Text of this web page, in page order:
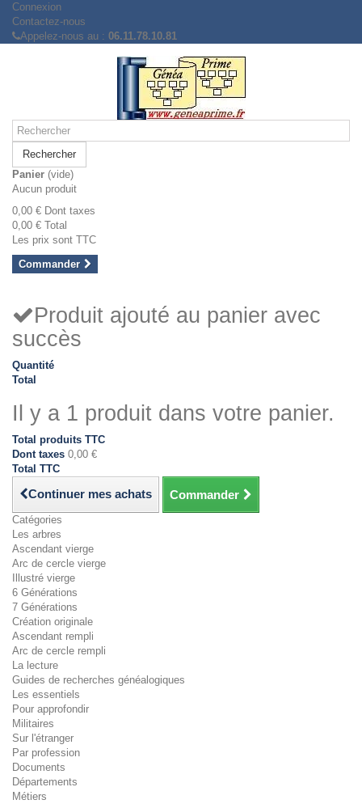
Connexion
Contactez-nous
Appelez-nous au : 06.11.78.10.81
Rechercher
Panier (vide)
Aucun produit
0,00 € Dont taxes
0,00 € Total
Les prix sont TTC
Commander
Produit ajouté au panier avec
succès
Quantité
Total
Il y a 1 produit dans votre panier.
Total produits TTC
Dont taxes 0,00 €
Total TTC
Continuer mes achats Commander
Catégories
Les arbres
Ascendant vierge
Arc de cercle vierge
Illustré vierge
6 Générations
7 Générations
Création originale
Ascendant rempli
Arc de cercle rempli
La lecture
Guides de recherches généalogiques
Les essentiels
Pour approfondir
Militaires
Sur l'étranger
Par profession
Documents
Départements
Métiers